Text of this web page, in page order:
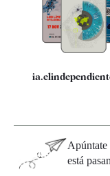
Especificaciones
Apúntate
está